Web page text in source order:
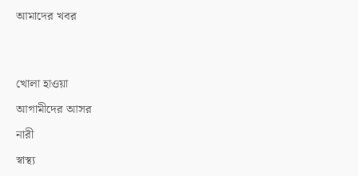
আমাদের খবর
খোলা হাওয়া
আগামীদের আসর
নারী
স্বাস্থ্য